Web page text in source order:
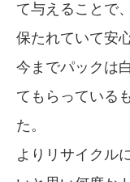
て与えることで
保たれていて安
今までパックは
てもらっている
た。
よりリサイクル